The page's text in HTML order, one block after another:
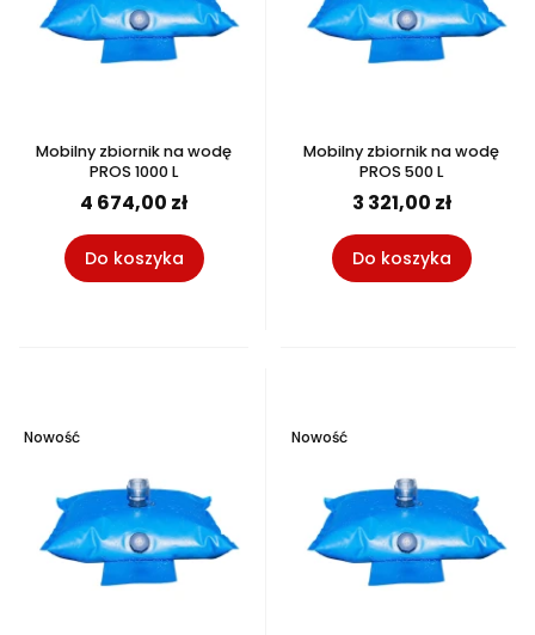
Mobilny zbiornik na wodę
PROS 1000 L
4 674,00 zł
Do koszyka
Mobilny zbiornik na wodę
PROS 500 L
3 321,00 zł
Do koszyka
Nowość Nowość